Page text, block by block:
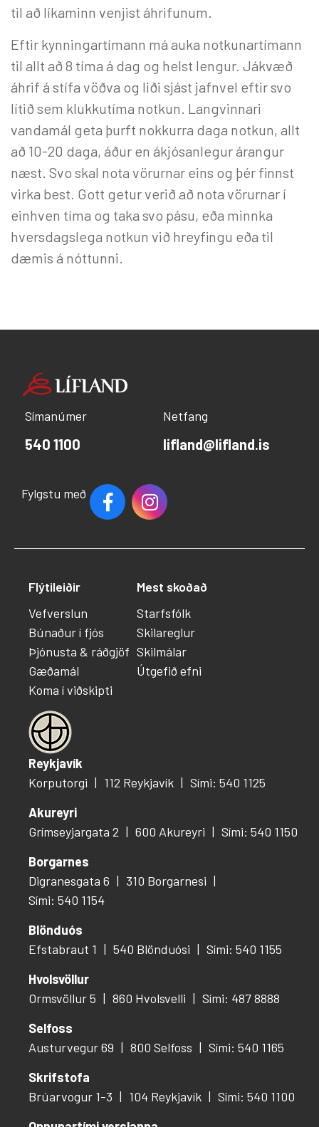
til að líkaminn venjist áhrifunum.
Eftir kynningartímann má auka notkunartímann
til allt að 8 tíma á dag og helst lengur. Jákvæð
áhrif á stífa vöðva og liði sjást jafnvel eftir svo
lítið sem klukkutíma notkun. Langvinnari
vandamál geta þurft nokkurra daga notkun, allt
að 10-20 daga, áður en ákjósanlegur árangur
næst. Svo skal nota vörurnar eins og þér finnst
virka best. Gott getur verið að nota vörurnar í
einhven tíma og taka svo pásu, eða minnka
hversdagslega notkun við hreyfingu eða til
dæmis á nóttunni.
Símanúmer
540 1100
Netfang
lifland@lifland.is
Fylgstu með
Reykjavík
Korputorgi
112 Reykjavík
Sími: 540 1125
Akureyri
Grímseyjargata 2
600 Akureyri
Sími: 540 1150
Borgarnes
Digranesgata 6
310 Borgarnesi
Sími: 540 1154
Blönduós
Efstabraut 1
540 Blönduósi
Sími: 540 1155
Hvolsvöllur
Ormsvöllur 5
860 Hvolsvelli
Sími: 487 8888
Selfoss
Austurvegur 69
800 Selfoss
Sími: 540 1165
Skrifstofa
Brúarvogur 1-3
104 Reykjavík
Sími: 540 1100
Flýtileiðir
Vefverslun
Búnaður í fjós
Þjónusta & ráðgjöf
Gæðamál
Koma í viðskipti
Mest skoðað
Starfsfólk
Skilareglur
Skilmálar
Útgefið efni